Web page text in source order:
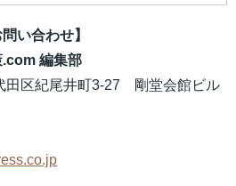
い合わせ】
編集部
区紀尾井町3-27 剛堂会館ビル